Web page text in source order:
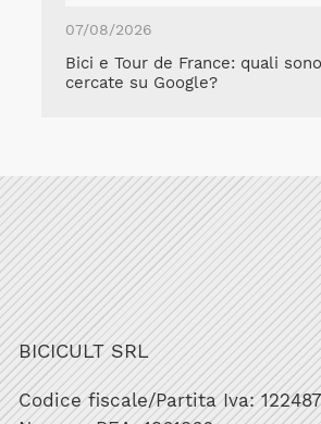
07/08/2026
Bici e Tour de France: quali
cercate su Google?
BICICULT SRL
Codice fiscale/Partita Iva: